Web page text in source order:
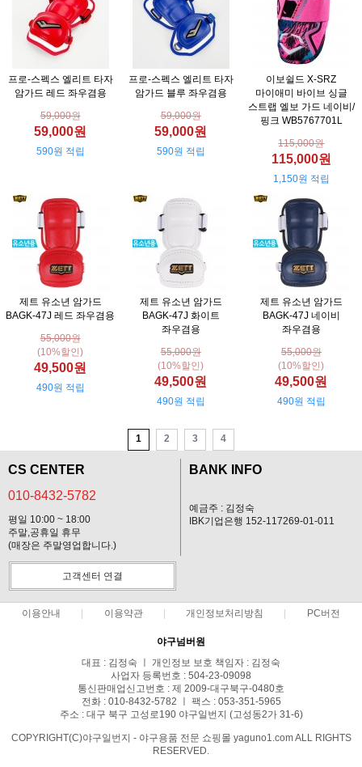
프로-스펙스 엘리트 타자
암가드 레드 좌우겸용
59,000원
59,000원
590원 적립
프로-스펙스 엘리트 타자
암가드 블루 좌우겸용
59,000원
59,000원
590원 적립
이보쉴드 X-SRZ
마이애미 바이브 싱글
스트랩 엘보 가드 네이비/
핑크 WB5767701L
115,000원
115,000원
1,150원 적립
제트 유소년 암가드
BAGK-47J 레드 좌우겸용
55,000원
(10%할인)
49,500원
490원 적립
제트 유소년 암가드
BAGK-47J 화이트
좌우겸용
55,000원
(10%할인)
49,500원
490원 적립
제트 유소년 암가드
BAGK-47J 네이비
좌우겸용
55,000원
(10%할인)
49,500원
490원 적립
1 2 3 4
CS CENTER
010-8432-5782
평일 10:00 ~ 18:00
주말,공휴일 휴무
(매장은 주말영업합니다.)
BANK INFO
예금주 : 김정숙
IBK기업은행 152-117269-01-011
고객센터 연결
이용안내 이용약관 개인정보처리방침 PC버전
야구넘버원
대표 : 김정숙 ㅣ 개인정보 보호 책임자 : 김정숙
사업자 등록번호 : 504-23-09098
통신판매업신고번호 : 제 2009-대구북구-0480호
전화 : 010-8432-5782 ㅣ 팩스 : 053-351-5965
주소 : 대구 북구 고성로190 야구일번지 (고성동2가 31-6)
COPYRIGHT(C)야구일번지 - 야구용품 전문 쇼핑몰 yaguno1.com ALL RIGHTS
RESERVED.